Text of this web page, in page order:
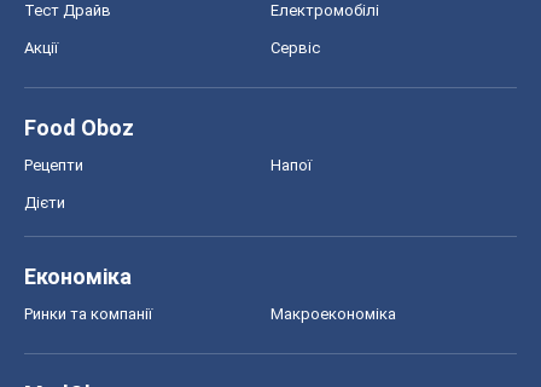
Тест Драйв Електромобілі
Акції Сервіс
Food Oboz
Рецепти Напої
Дієти
Економіка
Ринки та компанії Макроекономіка